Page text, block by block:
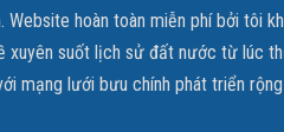
hoàn toàn miễn phí bởi tôi
xuyên suốt lịch sử đất nước từ lúc
mạng lưới bưu chính phát triển